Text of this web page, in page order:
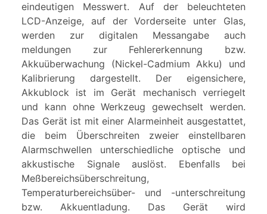
eindeutigen Messwert. Auf der beleuchteten
LCD-Anzeige, auf der Vorderseite unter Glas,
werden zur digitalen Messangabe auch
meldungen zur Fehlererkennung bzw.
Akkuüberwachung (Nickel-Cadmium Akku) und
Kalibrierung dargestellt. Der eigensichere,
Akkublock ist im Gerät mechanisch verriegelt
und kann ohne Werkzeug gewechselt werden.
Das Gerät ist mit einer Alarmeinheit ausgestattet,
die beim Überschreiten zweier einstellbaren
Alarmschwellen unterschiedliche optische und
akkustische Signale auslöst. Ebenfalls bei
Meßbereichsüberschreitung,
Temperaturbereichsüber- und -unterschreitung
bzw. Akkuentladung. Das Gerät wird